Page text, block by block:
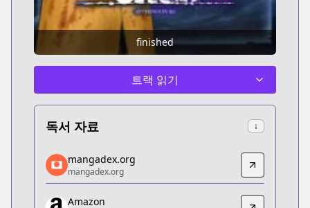
finished
트랙 읽기
독서 자료 ↓
mangadex.org
mangadex.org
https://mangadex.org/title/5d1fc77e-706a-4fc5-
Amazon
mangadex.org
mangadex.org
Amazon